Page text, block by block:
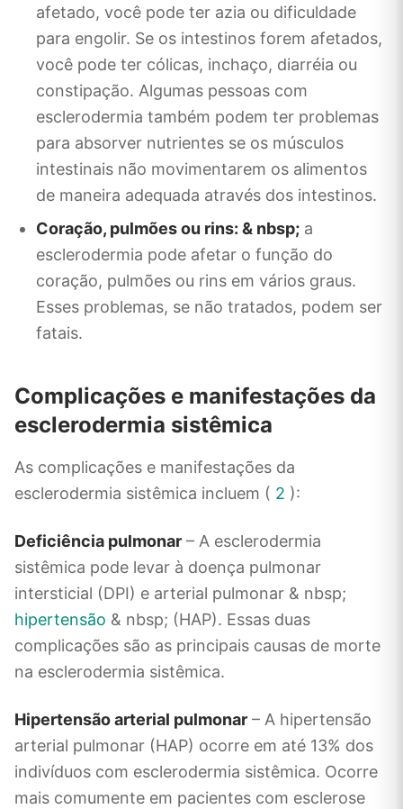
afetado, você pode ter azia ou dificuldade
para engolir. Se os intestinos forem afetados,
você pode ter cólicas, inchaço, diarréia ou
constipação. Algumas pessoas com
esclerodermia também podem ter problemas
para absorver nutrientes se os músculos
intestinais não movimentarem os alimentos
de maneira adequada através dos intestinos.
Coração, pulmões ou rins: & nbsp; a
esclerodermia pode afetar o função do
coração, pulmões ou rins em vários graus.
Esses problemas, se não tratados, podem ser
fatais.
Complicações e manifestações da
esclerodermia sistêmica
As complicações e manifestações da
esclerodermia sistêmica incluem ( 2 ):
Deficiência pulmonar – A esclerodermia
sistêmica pode levar à doença pulmonar
intersticial (DPI) e arterial pulmonar & nbsp;
hipertensão & nbsp; (HAP). Essas duas
complicações são as principais causas de morte
na esclerodermia sistêmica.
Hipertensão arterial pulmonar – A hipertensão
arterial pulmonar (HAP) ocorre em até 13% dos
indivíduos com esclerodermia sistêmica. Ocorre
mais comumente em pacientes com esclerose